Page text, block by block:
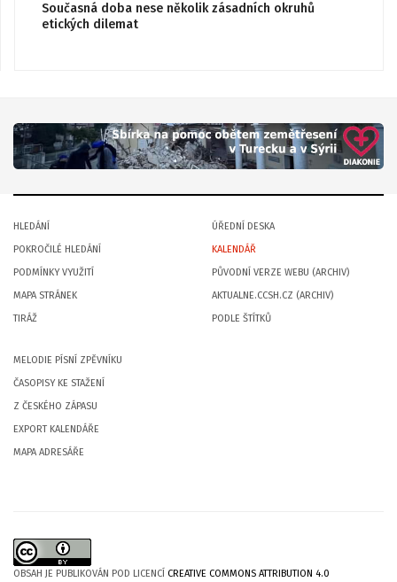
Současná doba nese několik zásadních okruhů
etických dilemat
HLEDÁNÍ
POKROČILÉ HLEDÁNÍ
PODMÍNKY VYUŽITÍ
MAPA STRÁNEK
TIRÁŽ
ÚŘEDNÍ DESKA
KALENDÁŘ
PŮVODNÍ VERZE WEBU (ARCHIV)
AKTUALNE.CCSH.CZ (ARCHIV)
PODLE ŠTÍTKŮ
MELODIE PÍSNÍ ZPĚVNÍKU
ČASOPISY KE STAŽENÍ
Z ČESKÉHO ZÁPASU
EXPORT KALENDÁŘE
MAPA ADRESÁŘE
OBSAH JE PUBLIKOVÁN POD LICENCÍ CREATIVE COMMONS ATTRIBUTION 4.0